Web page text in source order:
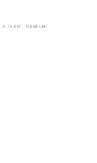
ADVERTISEMENT